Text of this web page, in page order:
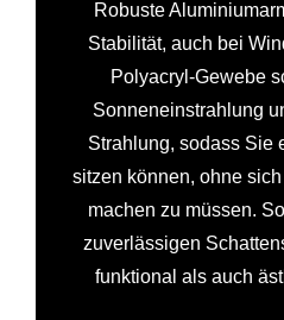
Robuste
Stabilität, auch bei
Polyacryl-Gewebe
Sonneneinstrahlung
Strahlung, sodass Sie
sitzen können, ohne
machen zu müssen.
zuverlässigen
funktional als auch